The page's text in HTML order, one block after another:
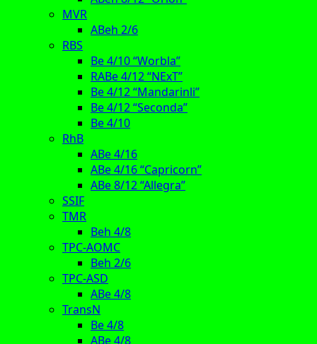
MVR
ABeh 2/6
RBS
Be 4/10 “Worbla”
RABe 4/12 “NExT”
Be 4/12 “Mandarinli”
Be 4/12 “Seconda”
Be 4/10
RhB
ABe 4/16
ABe 4/16 “Capricorn”
ABe 8/12 “Allegra”
SSIF
TMR
Beh 4/8
TPC-AOMC
Beh 2/6
TPC-ASD
ABe 4/8
TransN
Be 4/8
ABe 4/8